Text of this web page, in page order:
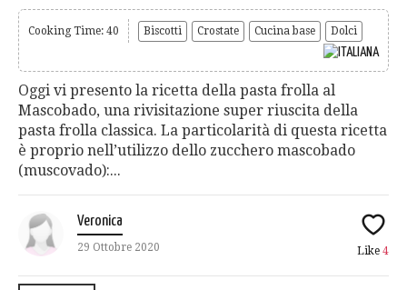
Cooking Time: 40 Biscotti Crostate Cucina base Dolci
Oggi vi presento la ricetta della pasta frolla al
Mascobado, una rivisitazione super riuscita della
pasta frolla classica. La particolarità di questa ricetta
è proprio nell’utilizzo dello zucchero mascobado
(muscovado):...
Veronica
29 Ottobre 2020 Like 4